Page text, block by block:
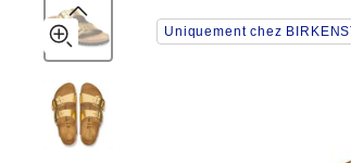
Uniquement chez